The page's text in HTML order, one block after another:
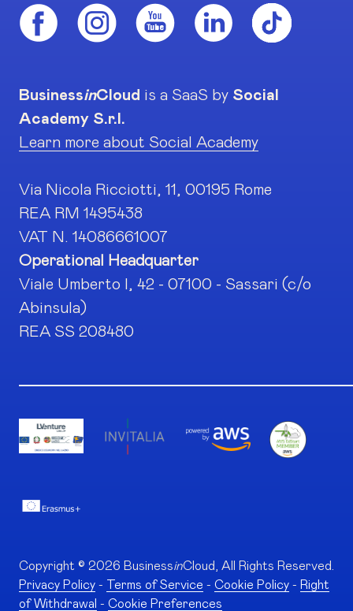
BusinessinCloud is a SaaS by Social
Academy S.r.l.
Learn more about Social Academy
Via Nicola Ricciotti, 11, 00195 Rome
REA RM 1495438
VAT N. 14086661007
Operational Headquarter
Viale Umberto I, 42 - 07100 - Sassari (c/o
Abinsula)
REA SS 208480
Copyright © 2026 BusinessinCloud, All Rights Reserved.
Privacy Policy - Terms of Service - Cookie Policy - Right
of Withdrawal - Cookie Preferences